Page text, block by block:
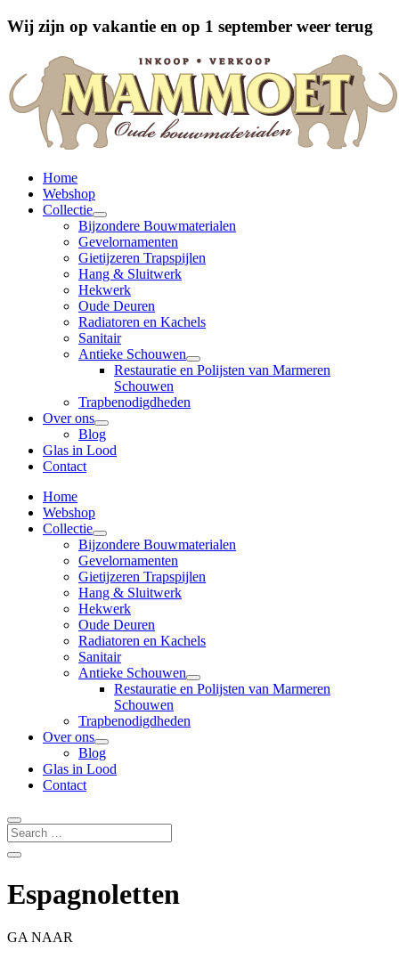
Wij zijn op vakantie en op 1 september weer terug
Home
Webshop
Collectie
Bijzondere Bouwmaterialen
Gevelornamenten
Gietijzeren Trapspijlen
Hang & Sluitwerk
Hekwerk
Oude Deuren
Radiatoren en Kachels
Sanitair
Antieke Schouwen
Restauratie en Polijsten van Marmeren
Schouwen
Trapbenodigdheden
Over ons
Blog
Glas in Lood
Contact
Home
Webshop
Collectie
Bijzondere Bouwmaterialen
Gevelornamenten
Gietijzeren Trapspijlen
Hang & Sluitwerk
Hekwerk
Oude Deuren
Radiatoren en Kachels
Sanitair
Antieke Schouwen
Restauratie en Polijsten van Marmeren
Schouwen
Trapbenodigdheden
Over ons
Blog
Glas in Lood
Contact
Espagnoletten
GA NAAR